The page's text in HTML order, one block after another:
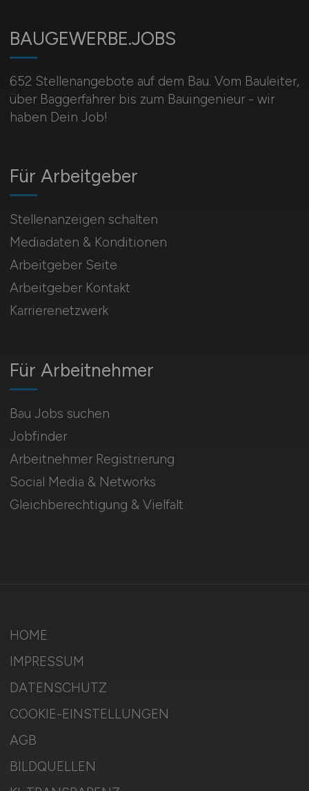
BAUGEWERBE.JOBS
652 Stellenangebote auf dem Bau. Vom Bauleiter,
über Baggerfahrer bis zum Bauingenieur - wir
haben Dein Job!
Für Arbeitnehmer
Bau Jobs suchen
Jobfinder
Arbeitnehmer Registrierung
Social Media & Networks
Gleichberechtigung & Vielfalt
Für Arbeitgeber
Stellenanzeigen schalten
Mediadaten & Konditionen
Arbeitgeber Seite
Arbeitgeber Kontakt
Karrierenetzwerk
HOME
IMPRESSUM
DATENSCHUTZ
COOKIE-EINSTELLUNGEN
AGB
BILDQUELLEN